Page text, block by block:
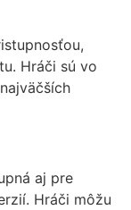
Hráči sú vo
aj pre
Hráči môžu